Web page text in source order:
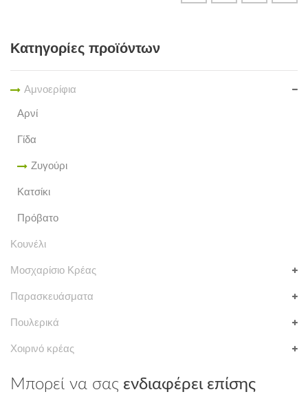
Κατηγορίες προϊόντων
Αμνοερίφια
Αρνί
Γίδα
Ζυγούρι
Κατσίκι
Πρόβατο
Κουνέλι
Μοσχαρίσιο Κρέας
Παρασκευάσματα
Πουλερικά
Χοιρινό κρέας
Μπορεί να σας ενδιαφέρει επίσης